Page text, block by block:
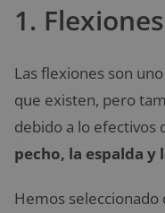
1.
Las flexiones son
que existen, pero
debido a lo efectivos
pecho, la espalda y
Hemos